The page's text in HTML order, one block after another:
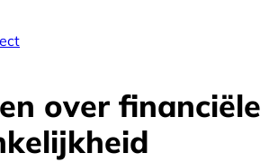
over financiële